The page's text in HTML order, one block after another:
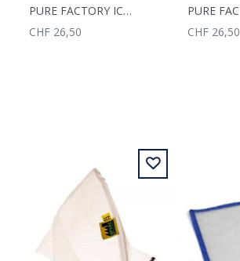
PURE FACTORY ICER BAG 185MC
CHF 26,50
CHF 26,50